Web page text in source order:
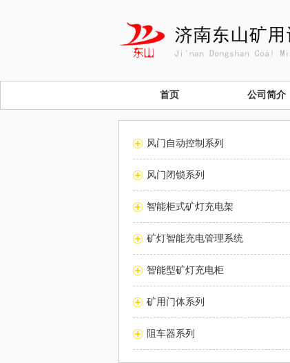
首页 公司简介
风门自动控制系列
风门闭锁系列
智能柜式矿灯充电架
矿灯智能充电管理系统
智能型矿灯充电柜
矿用门体系列
阻车器系列